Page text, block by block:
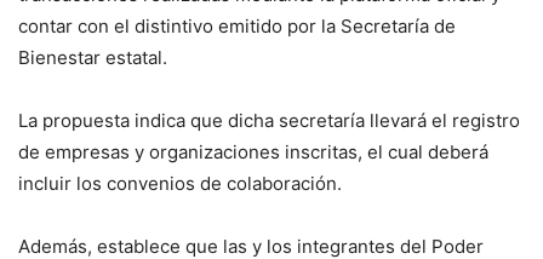
contar con el distintivo emitido por la Secretaría de
Bienestar estatal.
La propuesta indica que dicha secretaría llevará el registro
de empresas y organizaciones inscritas, el cual deberá
incluir los convenios de colaboración.
Además, establece que las y los integrantes del Poder